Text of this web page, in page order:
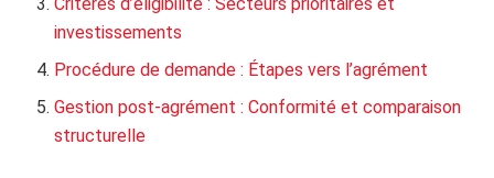
investissements
Procédure de demande : Étapes vers l’agrément
Gestion post-agrément : Conformité et comparaison
structurelle